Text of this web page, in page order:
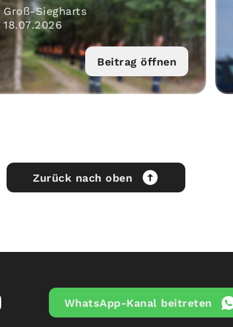
Groß-Siegharts
18.07.2026
Beitrag öffnen
Zurück nach oben
WhatsApp-Kanal beitreten